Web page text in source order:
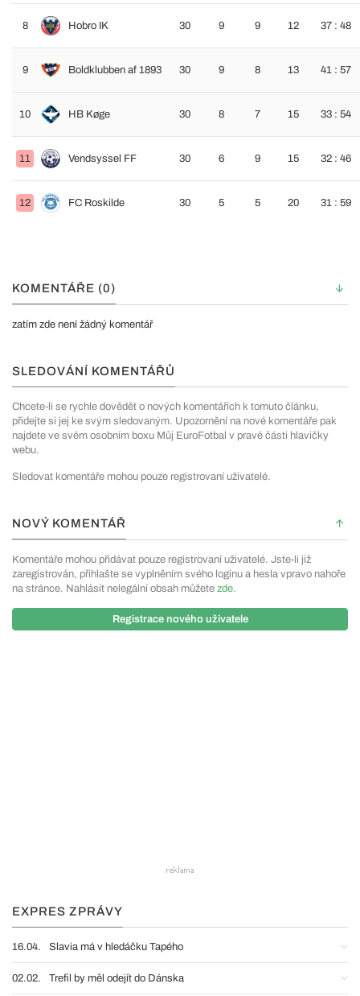
8 Hobro IK 30 9 9 12 37 : 48
9 Boldklubben af 1893 30 9 8 13 41 : 57
10 HB Køge 30 8 7 15 33 : 54
11 Vendsyssel FF 30 6 9 15 32 : 46
12 FC Roskilde 30 5 5 20 31 : 59
KOMENTÁŘE (0)
zatím zde není žádný komentář
SLEDOVÁNÍ KOMENTÁŘŮ
Chcete-li se rychle dovědět o nových komentářích k tomuto článku,
přidejte si jej ke svým sledovaným. Upozornění na nové komentáře pak
najdete ve svém osobním boxu Můj EuroFotbal v pravé části hlavičky
webu.
Sledovat komentáře mohou pouze registrovaní uživatelé.
NOVÝ KOMENTÁŘ
Komentáře mohou přidávat pouze registrovaní uživatelé. Jste-li již
zaregistrován, přihlašte se vyplněním svého loginu a hesla vpravo nahoře
na stránce. Nahlásit nelegální obsah můžete zde.
Registrace nového uživatele
EXPRES ZPRÁVY
16.04. Slavia má v hledáčku Tapého
02.02. Trefil by měl odejít do Dánska